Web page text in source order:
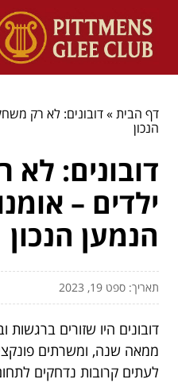
דף הבית»דובונים: לא רק
הנכון
דובונים:
ילדים –
הנמען הנכון
תאריך: ספט 19, 2023
דובונים היו שזורים ברגשות
ממאה שנה, ומשרתים
לעתים קרובות נדחקים